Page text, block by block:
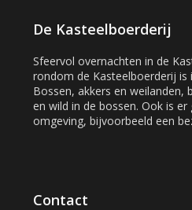
De Kasteelboerderij
Sfeervol overnachten in de
rondom de Kasteelboerderij is
Bossen, akkers en weilanden,
en wild in de bossen. Ook is
omgeving, bijvoorbeeld een
Contact